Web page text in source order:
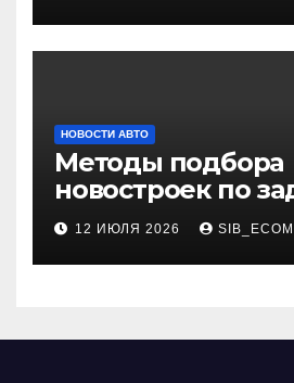
НОВОСТИ АВТО
Методы подбора
новостроек по
критериям
12 ИЮЛЯ 2026